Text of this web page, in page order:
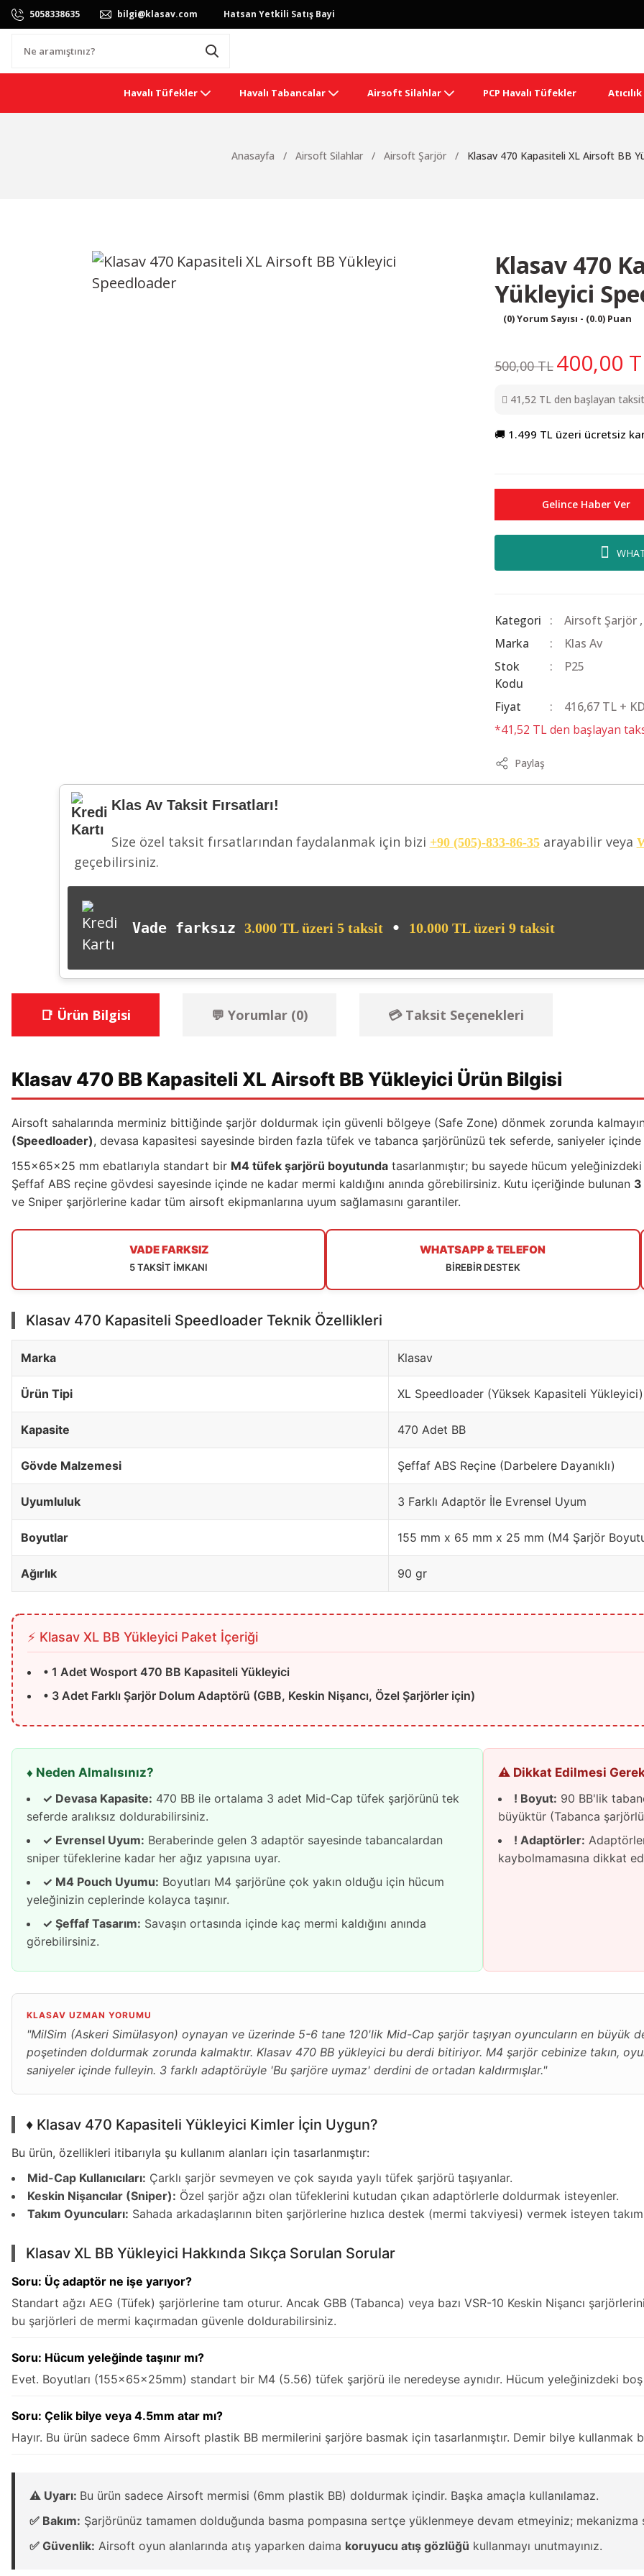
5058338635 bilgi@klasav.com Hatsan Yetkili Satış Bayi
Havalı Tüfekler Havalı Tabancalar Airsoft Silahlar PCP Havalı Tüfekler
Anasayfa Airsoft Silahlar Airsoft Şarjör Klasav 470 Kapasiteli XL Airsoft BB
Klasav 470
Yükleyici
(0) Yorum Sayısı - (0.0) Puan
500,00 TL 400,00
41,52 TL den başlayan
🚚 1.499 TL üzeri ücretsiz
Gelince Haber Ver
Kategori Airsoft Şarjör ,
Marka
Klas Av
Stok
Kodu
P25
Fiyat
416,67 TL +
*41,52 TL den başlayan
Paylaş
Klas Av Taksit Fırsatları!
Size özel taksit fırsatlarından faydalanmak için bizi +90 (505)-833-86-35arayabilir veya
geçebilirsiniz.
Vade farksız3.000 TL üzeri 5 taksit • 10.000 TL üzeri 9 taksit
📑 Ürün Bilgisi 💬 Yorumlar (0) 💳 Taksit Seçenekleri
Klasav 470 BB Kapasiteli XL Airsoft BB Yükleyici Ürün Bilgisi
Airsoft sahalarında merminiz bittiğinde şarjör doldurmak için güvenli bölgeye (Safe Zone) dönmek zorunda
(Speedloader), devasa kapasitesi sayesinde birden fazla tüfek ve tabanca şarjörünüzü tek seferde, saniyeler içinde
155x65x25 mm ebatlarıyla standart bir M4 tüfek şarjörü boyutunda tasarlanmıştır; bu sayede hücum
Şeffaf ABS reçine gövdesi sayesinde içinde ne kadar mermi kaldığını anında görebilirsiniz. Kutu içeriğinde bulunan 3
ve Sniper şarjörlerine kadar tüm airsoft ekipmanlarına uyum sağlamasını garantiler.
VADE FARKSIZ
5 TAKSİT İMKANI
WHATSAPP & TELEFON
BİREBİR DESTEK
Klasav 470 Kapasiteli Speedloader Teknik Özellikleri
Marka Klasav
Ürün Tipi XL Speedloader (Yüksek Kapasiteli Yükleyici)
Kapasite 470 Adet BB
Gövde Malzemesi Şeffaf ABS Reçine (Darbelere Dayanıklı)
Uyumluluk 3 Farklı Adaptör İle Evrensel Uyum
Boyutlar 155 mm x 65 mm x 25 mm (M4 Şarjör
Ağırlık 90 gr
⚡️ Klasav XL BB Yükleyici Paket İçeriği
• 1 Adet Wosport 470 BB Kapasiteli Yükleyici
• 3 Adet Farklı Şarjör Dolum Adaptörü (GBB, Keskin Nişancı, Özel Şarjörler için)
♦️ Neden Almalısınız?
✓ Devasa Kapasite: 470 BB ile ortalama 3 adet Mid-Cap tüfek şarjörünü tek
seferde aralıksız doldurabilirsiniz.
✓ Evrensel Uyum: Beraberinde gelen 3 adaptör sayesinde tabancalardan
sniper tüfeklerine kadar her ağız yapısına uyar.
✓ M4 Pouch Uyumu: Boyutları M4 şarjörüne çok yakın olduğu için hücum
yeleğinizin ceplerinde kolayca taşınır.
✓ Şeffaf Tasarım: Savaşın ortasında içinde kaç mermi kaldığını anında
görebilirsiniz.
⚠️ Dikkat Edilmesi
! Boyut: 90 BB'lik
büyüktür (Tabanca
! Adaptörler:
kaybolmamasına dikkat
KLASAV UZMAN YORUMU
"MilSim (Askeri Simülasyon) oynayan ve üzerinde 5-6 tane 120'lik Mid-Cap şarjör taşıyan oyuncuların en büyük
poşetinden doldurmak zorunda kalmaktır. Klasav 470 BB yükleyici bu derdi bitiriyor. M4 şarjör cebinize takın,
saniyeler içinde fulleyin. 3 farklı adaptörüyle 'Bu şarjöre uymaz' derdini de ortadan kaldırmışlar."
♦️ Klasav 470 Kapasiteli Yükleyici Kimler İçin Uygun?
Bu ürün, özellikleri itibarıyla şu kullanım alanları için tasarlanmıştır:
Mid-Cap Kullanıcıları: Çarklı şarjör sevmeyen ve çok sayıda yaylı tüfek şarjörü taşıyanlar.
Keskin Nişancılar (Sniper): Özel şarjör ağzı olan tüfeklerini kutudan çıkan adaptörlerle doldurmak isteyenler.
Takım Oyuncuları: Sahada arkadaşlarının biten şarjörlerine hızlıca destek (mermi takviyesi) vermek isteyen
Klasav XL BB Yükleyici Hakkında Sıkça Sorulan Sorular
Soru: Üç adaptör ne işe yarıyor?
Standart ağzı AEG (Tüfek) şarjörlerine tam oturur. Ancak GBB (Tabanca) veya bazı VSR-10 Keskin Nişancı
bu şarjörleri de mermi kaçırmadan güvenle doldurabilirsiniz.
Soru: Hücum yeleğinde taşınır mı?
Evet. Boyutları (155x65x25mm) standart bir M4 (5.56) tüfek şarjörü ile neredeyse aynıdır. Hücum yeleğinizdeki
Soru: Çelik bilye veya 4.5mm atar mı?
Hayır. Bu ürün sadece 6mm Airsoft plastik BB mermilerini şarjöre basmak için tasarlanmıştır. Demir bilye kullanmak
⚠️ Uyarı: Bu ürün sadece Airsoft mermisi (6mm plastik BB) doldurmak içindir. Başka amaçla kullanılamaz.
✅ Bakım: Şarjörünüz tamamen dolduğunda basma pompasına sertçe yüklenmeye devam etmeyiniz; mekanizma
✅ Güvenlik: Airsoft oyun alanlarında atış yaparken daima koruyucu atış gözlüğü kullanmayı unutmayınız.